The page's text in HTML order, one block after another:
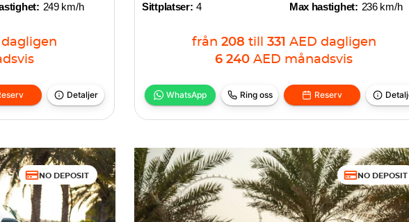
249 km/h
dagligen
Detaljer
Sittplatser: 4
Max hastighet: 236 km/h
från 208 till 331 AED dagligen
6 240 AED månadsvis
WhatsApp Ring oss Reserv
NO DEPOSIT NO DEPOSIT